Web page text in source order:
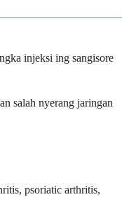
injeksi ing sangisore
salah nyerang jaringan
psoriatic arthritis,